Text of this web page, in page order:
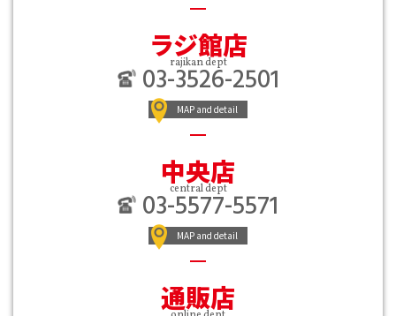
ラジ館店
rajikan dept
03-3526-2501
MAP and detail
中央店
central dept
03-5577-5571
MAP and detail
通販店